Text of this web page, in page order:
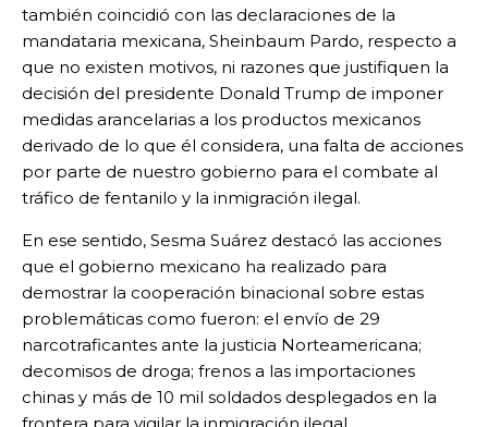
también coincidió con las declaraciones de la
mandataria mexicana, Sheinbaum Pardo, respecto a
que no existen motivos, ni razones que justifiquen la
decisión del presidente Donald Trump de imponer
medidas arancelarias a los productos mexicanos
derivado de lo que él considera, una falta de acciones
por parte de nuestro gobierno para el combate al
tráfico de fentanilo y la inmigración ilegal.
En ese sentido, Sesma Suárez destacó las acciones
que el gobierno mexicano ha realizado para
demostrar la cooperación binacional sobre estas
problemáticas como fueron: el envío de 29
narcotraficantes ante la justicia Norteamericana;
decomisos de droga; frenos a las importaciones
chinas y más de 10 mil soldados desplegados en la